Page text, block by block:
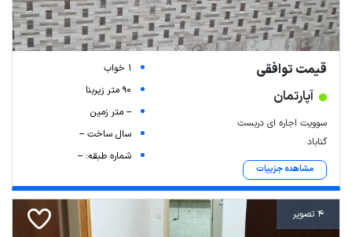
قیمت توافقی
آپارتمان
سوویت اجاره ای دربست
گناباد
مشاهده جزییات
1 خواب
90 متر زیربنا
-- متر زمین
سال ساخت --
شماره طبقه: --
4 تصویر